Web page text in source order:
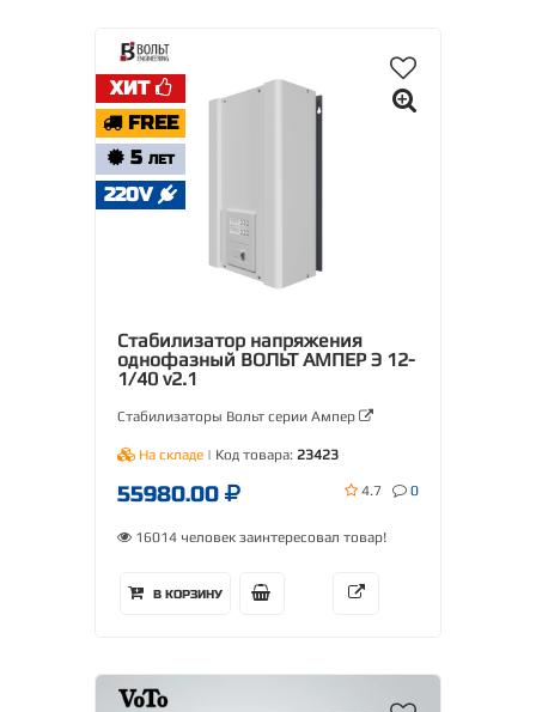
ХИТ
FREE
5 ЛЕТ
220V
Стабилизатор напряжения
однофазный ВОЛЬТ АМПЕР Э 12-
1/40 v2.1
Стабилизаторы Вольт серии Ампер
На складе | Код товара: 23423
55980.00 4.7 0
16014 человек заинтересовал товар!
В КОРЗИНУ